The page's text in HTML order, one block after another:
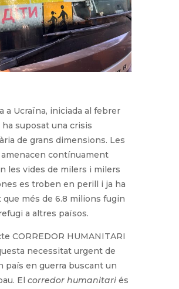
a Ucraïna, iniciada al febrer
ha suposat una crisis
de grans dimensions. Les
contínuament
les vides de milers i milers
es troben en perill i ja ha
que més de 6.8 milions fugin
a altres països.
CORREDOR HUMANITARI
necessitat urgent de
país en guerra buscant un
El corredor humanitari és